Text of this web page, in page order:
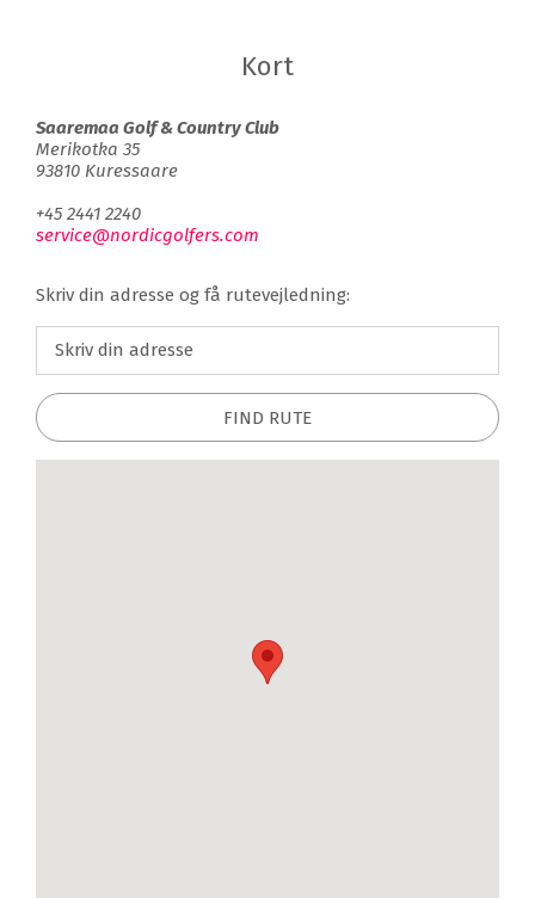
Kort
Saaremaa Golf & Country Club
Merikotka 35
93810 Kuressaare
+45 2441 2240
service@nordicgolfers.com
Skriv din adresse og få rutevejledning:
FIND RUTE